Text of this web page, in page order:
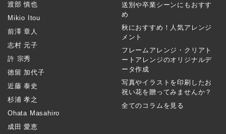
渡部 慎也
Mikio Itou
前澤 章人
志村 元子
許 宗秀
徳留 加代子
近藤 泰史
杉浦 孝之
Ohata Masahiro
成田 愛恵
送別や卒業シーンにもおすす
め
秋におすすめ！人気アレンジ
メント
フレームアレンジ・クリアト
ートアレンジのオリジナルデ
ータ作成
写真やイラストを印刷したお
祝い花を贈ってみませんか？
全てのコラムを見る